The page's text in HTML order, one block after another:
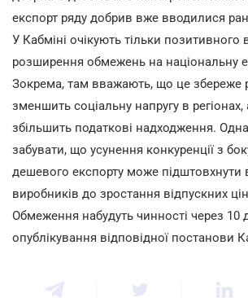
експорт ряду добрив вже вводилися
У Кабміні очікують тільки позитивного
розширення обмежень на національну
Зокрема, там вважають, що це збереже
зменшить соціальну напругу в
збільшить податкові надходження.
забувати, що усунення конкуренції з
дешевого експорту може підштовхнути
виробників до зростання відпускних
Обмеження набудуть чинності через 10
опублікування відповідної постанови